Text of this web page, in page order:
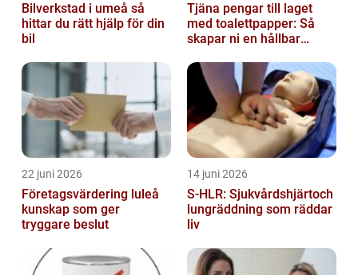
Bilverkstad i umeå så
hittar du rätt hjälp för din
bil
Tjäna pengar till laget
med toalettpapper: Så
skapar ni en hållbar
22 juni 2026
Företagsvärdering luleå
kunskap som ger
tryggare beslut
14 juni 2026
S-HLR: Sjukvårdshjärtoch
lungräddning som räddar
liv